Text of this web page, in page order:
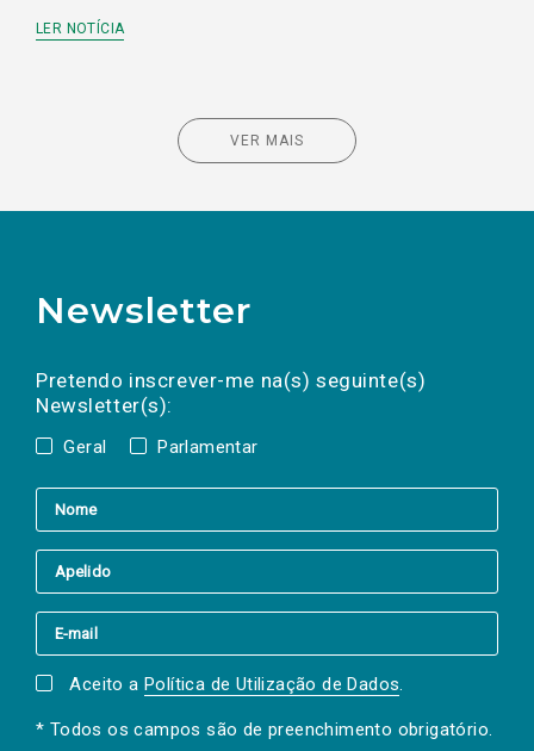
LER NOTÍCIA
VER MAIS
Newsletter
Pretendo inscrever-me na(s) seguinte(s)
Newsletter(s):
Geral Parlamentar
a(s) newsletter(s).
mail
Aceito a Política de Utilização de Dados.
* Todos os campos são de preenchimento obrigatório.